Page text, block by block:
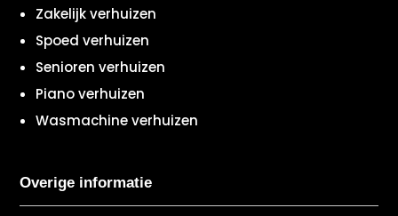
Zakelijk verhuizen
Spoed verhuizen
Senioren verhuizen
Piano verhuizen
Wasmachine verhuizen
Overige informatie